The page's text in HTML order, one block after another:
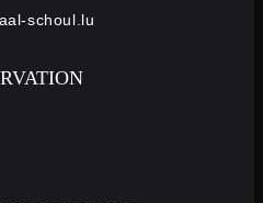
schoul.lu